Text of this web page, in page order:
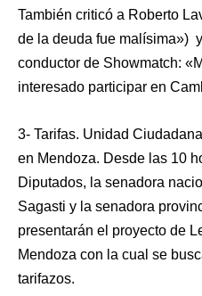
También criticó a Roberto
de la deuda fue malísima»)
conductor de Showmatch:
interesado participar en
3- Tarifas. Unidad
en Mendoza. Desde las 10
Diputados, la senadora
Sagasti y la senadora
presentarán el proyecto de
Mendoza con la cual se
tarifazos.